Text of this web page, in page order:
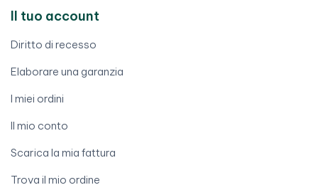
Il tuo account
Diritto di recesso
Elaborare una garanzia
I miei ordini
Il mio conto
Scarica la mia fattura
Trova il mio ordine